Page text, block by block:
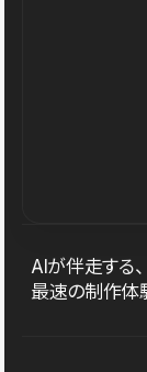
AIが伴走する、
最速の制作体